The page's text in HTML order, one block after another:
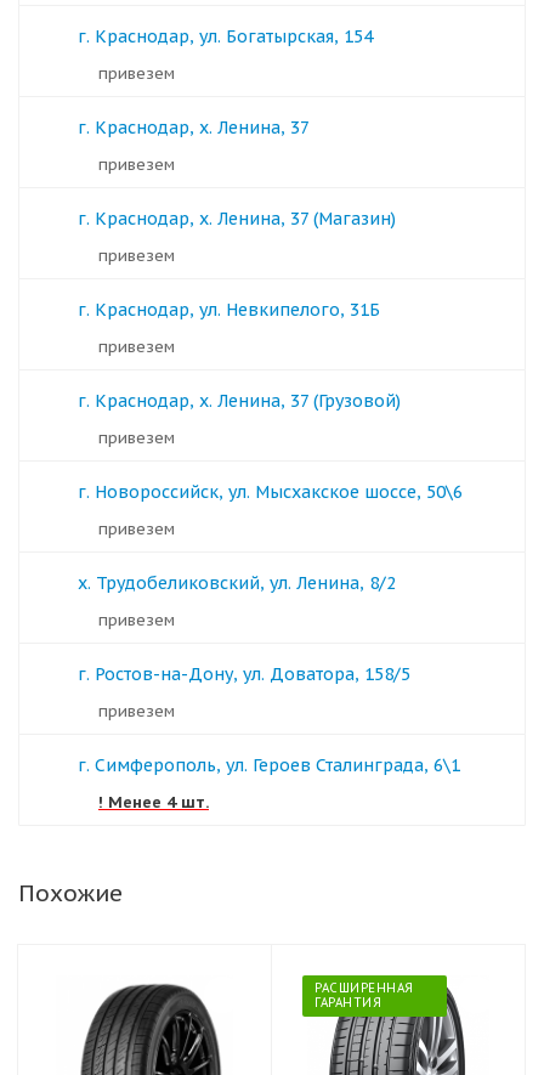
г. Краснодар, ул. Богатырская, 154
Привезем
г. Краснодар, х. Ленина, 37
Привезем
г. Краснодар, х. Ленина, 37 (Магазин)
Привезем
г. Краснодар, ул. Невкипелого, 31Б
Привезем
г. Краснодар, х. Ленина, 37 (Грузовой)
Привезем
г. Новороссийск, ул. Мысхакское шоссе, 50\6
Привезем
х. Трудобеликовский, ул. Ленина, 8/2
Привезем
г. Ростов-на-Дону, ул. Доватора, 158/5
Привезем
г. Симферополь, ул. Героев Сталинграда, 6\1
! Менее 4 шт.
Похожие
РАСШИРЕННАЯ
ГАРАНТИЯ